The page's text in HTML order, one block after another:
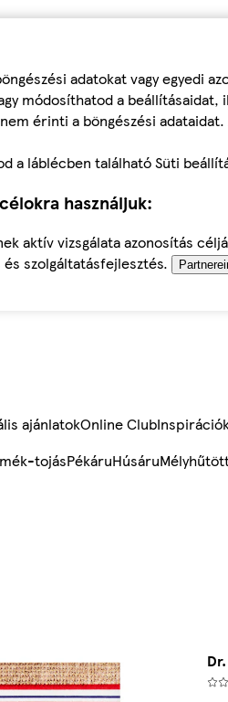
adatokat vagy egyedi
módosíthatod a
érinti a böngészési
a láblécben található Süti
használjuk:
aktív vizsgálata azonosítás
szolgáltatásfejlesztés.
ajánlatokOnline Club
tojásPékáruHúsáru